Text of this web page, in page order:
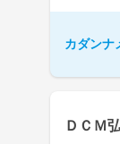
カダンナ
ＤＣＭ